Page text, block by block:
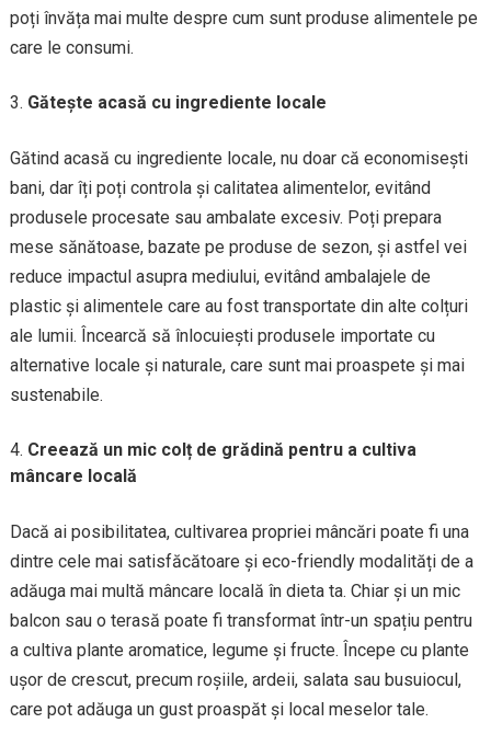
poți învăța mai multe despre cum sunt produse alimentele pe
care le consumi.
Gătește acasă cu ingrediente locale
Gătind acasă cu ingrediente locale, nu doar că economisești
bani, dar îți poți controla și calitatea alimentelor, evitând
produsele procesate sau ambalate excesiv. Poți prepara
mese sănătoase, bazate pe produse de sezon, și astfel vei
reduce impactul asupra mediului, evitând ambalajele de
plastic și alimentele care au fost transportate din alte colțuri
ale lumii. Încearcă să înlocuiești produsele importate cu
alternative locale și naturale, care sunt mai proaspete și mai
sustenabile.
Creează un mic colț de grădină pentru a cultiva
mâncare locală
Dacă ai posibilitatea, cultivarea propriei mâncări poate fi una
dintre cele mai satisfăcătoare și eco-friendly modalități de a
adăuga mai multă mâncare locală în dieta ta. Chiar și un mic
balcon sau o terasă poate fi transformat într-un spațiu pentru
a cultiva plante aromatice, legume și fructe. Începe cu plante
ușor de crescut, precum roșiile, ardeii, salata sau busuiocul,
care pot adăuga un gust proaspăt și local meselor tale.